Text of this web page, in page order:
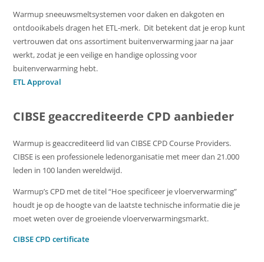
Warmup sneeuwsmeltsystemen voor daken en dakgoten en
ontdooikabels dragen het ETL-merk. Dit betekent dat je erop kunt
vertrouwen dat ons assortiment buitenverwarming jaar na jaar
werkt, zodat je een veilige en handige oplossing voor
buitenverwarming hebt.
ETL Approval
CIBSE geaccrediteerde CPD aanbieder
Warmup is geaccrediteerd lid van CIBSE CPD Course Providers.
CIBSE is een professionele ledenorganisatie met meer dan 21.000
leden in 100 landen wereldwijd.
Warmup’s CPD met de titel “Hoe specificeer je vloerverwarming”
houdt je op de hoogte van de laatste technische informatie die je
moet weten over de groeiende vloerverwarmingsmarkt.
CIBSE CPD certificate